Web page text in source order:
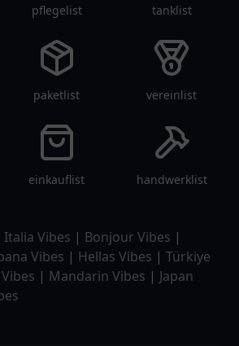
pflegelist tanklist
paketlist vereinlist
einkauflist handwerklist
Italia Vibes | Bonjour Vibes |
Vibes | Hellas Vibes | Türkiye
| Mandarin Vibes | Japan